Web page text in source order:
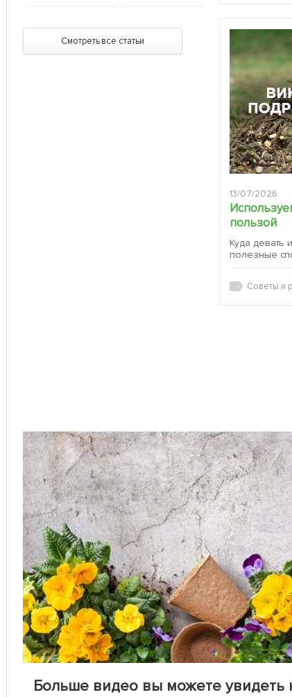
Смотреть все статьи
13/07/2026
пользой
Куда девать
полезные
Советы и
Больше видео вы можете